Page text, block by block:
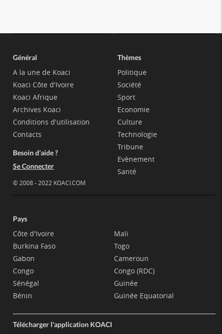
Général
A la une de Koaci
Koaci Côte d'Ivoire
Koaci Afrique
Archives Koaci
Conditions d'utilisation
Contacts
Besoin d'aide ?
Se Connecter
© 2008 - 2022 KOACI.COM
Thèmes
Politique
Société
Sport
Economie
Culture
Technologie
Tribune
Evènement
Santé
Pays
Côte d'Ivoire
Burkina Faso
Gabon
Congo
Sénégal
Bénin
Mali
Togo
Cameroun
Congo (RDC)
Guinée
Guinée Equatorial
Télécharger l'application KOACI